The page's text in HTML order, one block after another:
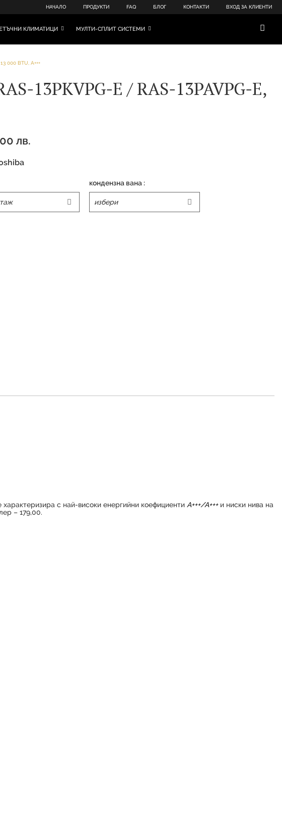
НАЧАЛО ПРОДУКТИ FAQ БЛОГ КОНТАКТИ ВХОД ЗА КЛИЕНТИ
КЛИМАТИЦИ МУЛТИ-СПЛИТ СИСТЕМИ
000 BTU, A+++
13PKVPG-E / RAS-13PAVPG-E,
лв.
кондензна вана :
характеризира с най-високи енергийни коефициенти А+++/А+++и ниски нива на
– 179,00.